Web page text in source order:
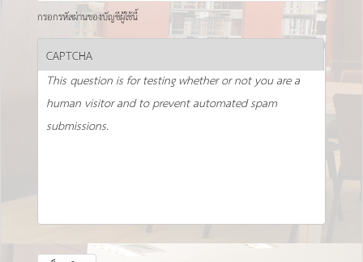
กรอกรหัสผ่านของบัญชีผู้ใช้นี้
CAPTCHA
This question is for testing whether or not you are a
human visitor and to prevent automated spam
submissions.